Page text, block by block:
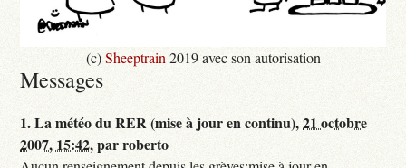
(c)Sheeptrain 2019 avec son autorisation
Messages
1.La météo du RER (mise à jour en continu),21 octobre
2007, 15:42,parroberto